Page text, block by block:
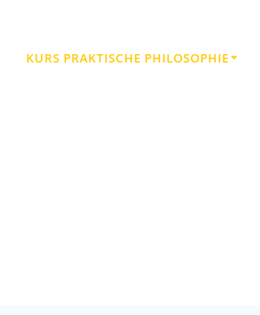
KURS PRAKTISCHE PHILOSOPHIE